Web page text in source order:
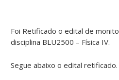
Foi Retificado o edital de
disciplina BLU2500 – Física IV.
Segue abaixo o edital retificado.